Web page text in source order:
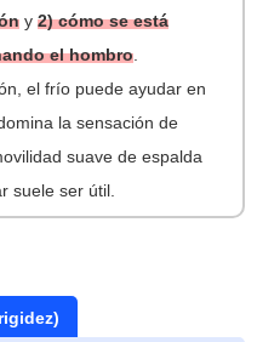
y2) cómo se está
el hombro
el frío puede ayudar en
la sensación de
suave de espalda
suele ser útil.